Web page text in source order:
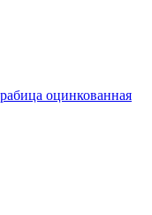
оцинкованная